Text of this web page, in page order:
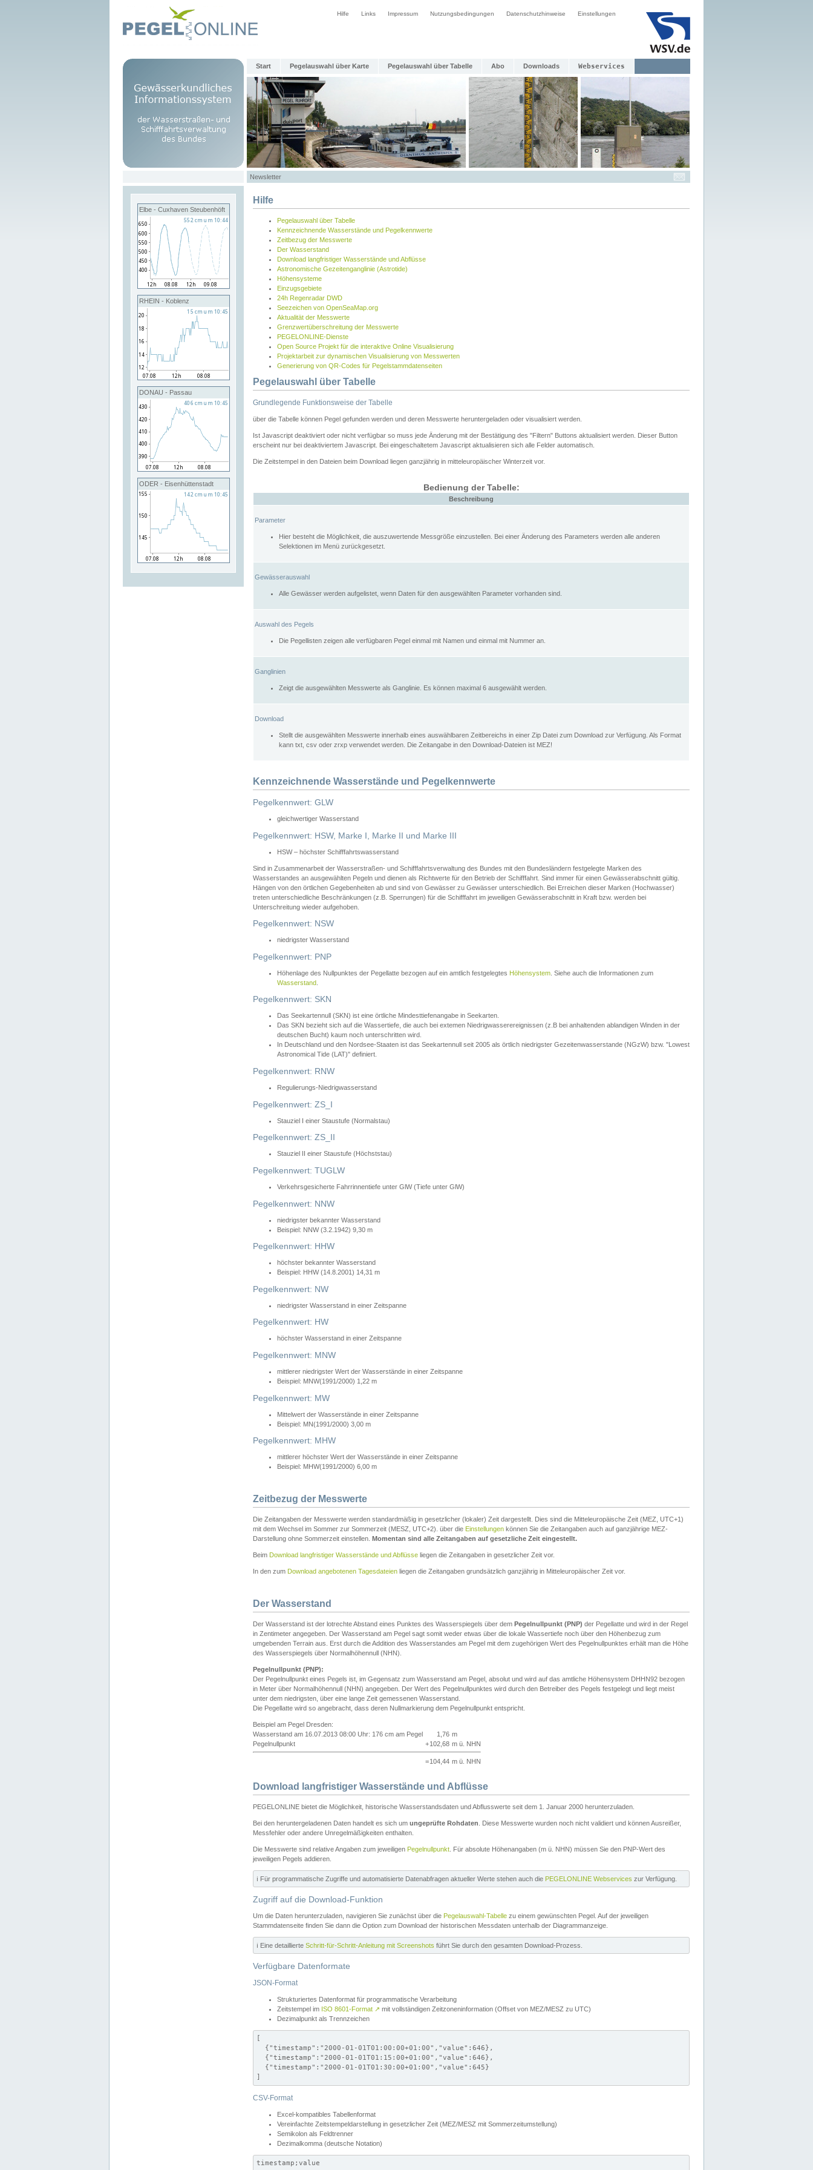
Hilfe Links Impressum Nutzungsbedingungen Datenschutzhinweise Einstellungen
Start Pegelauswahl über Karte Pegelauswahl über Tabelle Abo Downloads Webservices
Newsletter
Elbe - Cuxhaven Steubenhöft
RHEIN - Koblenz
DONAU - Passau
ODER - Eisenhüttenstadt
Hilfe
Pegelauswahl über Tabelle
Kennzeichnende Wasserstände und Pegelkennwerte
Zeitbezug der Messwerte
Der Wasserstand
Download langfristiger Wasserstände und Abflüsse
Astronomische Gezeitenganglinie (Astrotide)
Höhensysteme
Einzugsgebiete
24h Regenradar DWD
Seezeichen von OpenSeaMap.org
Aktualität der Messwerte
Grenzwertüberschreitung der Messwerte
PEGELONLINE-Dienste
Open Source Projekt für die interaktive Online Visualisierung
Projektarbeit zur dynamischen Visualisierung von Messwerten
Generierung von QR-Codes für Pegelstammdatenseiten
Pegelauswahl über Tabelle
Grundlegende Funktionsweise der Tabelle
über die Tabelle können Pegel gefunden werden und deren Messwerte heruntergeladen oder visualisiert werden.
Ist Javascript deaktiviert oder nicht verfügbar so muss jede Änderung mit der Bestätigung des "Filtern" Buttons aktualisiert werden. Dieser Button
erscheint nur bei deaktiviertem Javascript. Bei eingeschaltetem Javascript aktualisieren sich alle Felder automatisch.
Die Zeitstempel in den Dateien beim Download liegen ganzjährig in mitteleuropäischer Winterzeit vor.
Bedienung der Tabelle:
Beschreibung
Parameter
Hier besteht die Möglichkeit, die auszuwertende Messgröße einzustellen. Bei einer Änderung des Parameters werden alle anderen
Selektionen im Menü zurückgesetzt.
Gewässerauswahl
Alle Gewässer werden aufgelistet, wenn Daten für den ausgewählten Parameter vorhanden sind.
Auswahl des Pegels
Die Pegellisten zeigen alle verfügbaren Pegel einmal mit Namen und einmal mit Nummer an.
Ganglinien
Zeigt die ausgewählten Messwerte als Ganglinie. Es können maximal 6 ausgewählt werden.
Download
Stellt die ausgewählten Messwerte innerhalb eines auswählbaren Zeitbereichs in einer Zip Datei zum Download zur Verfügung. Als Format
kann txt, csv oder zrxp verwendet werden. Die Zeitangabe in den Download-Dateien ist MEZ!
Kennzeichnende Wasserstände und Pegelkennwerte
Pegelkennwert: GLW
gleichwertiger Wasserstand
Pegelkennwert: HSW, Marke I, Marke II und Marke III
HSW – höchster Schifffahrtswasserstand
Sind in Zusammenarbeit der Wasserstraßen- und Schifffahrtsverwaltung des Bundes mit den Bundesländern festgelegte Marken des
Wasserstandes an ausgewählten Pegeln und dienen als Richtwerte für den Betrieb der Schifffahrt. Sind immer für einen Gewässerabschnitt gültig.
Hängen von den örtlichen Gegebenheiten ab und sind von Gewässer zu Gewässer unterschiedlich. Bei Erreichen dieser Marken (Hochwasser)
treten unterschiedliche Beschränkungen (z.B. Sperrungen) für die Schifffahrt im jeweiligen Gewässerabschnitt in Kraft bzw. werden bei
Unterschreitung wieder aufgehoben.
Pegelkennwert: NSW
niedrigster Wasserstand
Pegelkennwert: PNP
Höhenlage des Nullpunktes der Pegellatte bezogen auf ein amtlich festgelegtes Höhensystem . Siehe auch die Informationen zum
Wasserstand
Pegelkennwert: SKN
Das Seekartennull (SKN) ist eine örtliche Mindesttiefenangabe in Seekarten.
Das SKN bezieht sich auf die Wassertiefe, die auch bei extemen Niedrigwasserereignissen (z.B bei anhaltenden ablandigen Winden in der
deutschen Bucht) kaum noch unterschritten wird.
In Deutschland und den Nordsee-Staaten ist das Seekartennull seit 2005 als örtlich niedrigster Gezeitenwasserstande (NGzW) bzw. "Lowest
Astronomical Tide (LAT)" definiert.
Pegelkennwert: RNW
Regulierungs-Niedrigwasserstand
Pegelkennwert: ZS_I
Stauziel I einer Staustufe (Normalstau)
Pegelkennwert: ZS_II
Stauziel II einer Staustufe (Höchststau)
Pegelkennwert: TUGLW
Verkehrsgesicherte Fahrrinnentiefe unter GlW (Tiefe unter GlW)
Pegelkennwert: NNW
niedrigster bekannter Wasserstand
Beispiel: NNW (3.2.1942) 9,30 m
Pegelkennwert: HHW
höchster bekannter Wasserstand
Beispiel: HHW (14.8.2001) 14,31 m
Pegelkennwert: NW
niedrigster Wasserstand in einer Zeitspanne
Pegelkennwert: HW
höchster Wasserstand in einer Zeitspanne
Pegelkennwert: MNW
mittlerer niedrigster Wert der Wasserstände in einer Zeitspanne
Beispiel: MNW(1991/2000) 1,22 m
Pegelkennwert: MW
Mittelwert der Wasserstände in einer Zeitspanne
Beispiel: MN(1991/2000) 3,00 m
Pegelkennwert: MHW
mittlerer höchster Wert der Wasserstände in einer Zeitspanne
Beispiel: MHW(1991/2000) 6,00 m
Zeitbezug der Messwerte
Die Zeitangaben der Messwerte werden standardmäßig in gesetzlicher (lokaler) Zeit dargestellt. Dies sind die Mitteleuropäische Zeit (MEZ, UTC+1)
mit dem Wechsel im Sommer zur Sommerzeit (MESZ, UTC+2). über die Einstellungen können Sie die Zeitangaben auch auf ganzjährige MEZ-
Darstellung ohne Sommerzeit einstellen. Momentan sind alle Zeitangaben auf gesetzliche Zeit eingestellt.
Beim Download langfristiger Wasserstände und Abflüsse liegen die Zeitangaben in gesetzlicher Zeit vor.
In den zum Download angebotenen Tagesdateien liegen die Zeitangaben grundsätzlich ganzjährig in Mitteleuropäischer Zeit vor.
Der Wasserstand
Der Wasserstand ist der lotrechte Abstand eines Punktes des Wasserspiegels über dem Pegelnullpunkt (PNP) der Pegellatte und wird in der Regel
in Zentimeter angegeben. Der Wasserstand am Pegel sagt somit weder etwas über die lokale Wassertiefe noch über den Höhenbezug zum
umgebenden Terrain aus. Erst durch die Addition des Wasserstandes am Pegel mit dem zugehörigen Wert des Pegelnullpunktes erhält man die Höhe
des Wasserspiegels über Normalhöhennull (NHN).
Pegelnullpunkt (PNP):
Der Pegelnullpunkt eines Pegels ist, im Gegensatz zum Wasserstand am Pegel, absolut und wird auf das amtliche Höhensystem DHHN92 bezogen
in Meter über Normalhöhennull (NHN) angegeben. Der Wert des Pegelnullpunktes wird durch den Betreiber des Pegels festgelegt und liegt meist
unter dem niedrigsten, über eine lange Zeit gemessenen Wasserstand.
Die Pegellatte wird so angebracht, dass deren Nullmarkierung dem Pegelnullpunkt entspricht.
Beispiel am Pegel Dresden:
Wasserstand am 16.07.2013 08:00 Uhr: 176 cm am Pegel
1,76 m
Pegelnullpunkt
+102,68 m ü. NHN
=104,44 m ü. NHN
Download langfristiger Wasserstände und Abflüsse
PEGELONLINE bietet die Möglichkeit, historische Wasserstandsdaten und Abflusswerte seit dem 1. Januar 2000 herunterzuladen.
Bei den heruntergeladenen Daten handelt es sich um ungeprüfte Rohdaten . Diese Messwerte wurden noch nicht validiert und können Ausreißer,
Messfehler oder andere Unregelmäßigkeiten enthalten.
Die Messwerte sind relative Angaben zum jeweiligen Pegelnullpunkt . Für absolute Höhenangaben (m ü. NHN) müssen Sie den PNP-Wert des
jeweiligen Pegels addieren.
ℹ️ Für programmatische Zugriffe und automatisierte Datenabfragen aktueller Werte stehen auch die PEGELONLINE Webservices zur Verfügung.
Zugriff auf die Download-Funktion
Um die Daten herunterzuladen, navigieren Sie zunächst über die Pegelauswahl-Tabelle zu einem gewünschten Pegel. Auf der jeweiligen
Stammdatenseite finden Sie dann die Option zum Download der historischen Messdaten unterhalb der Diagrammanzeige.
ℹ️ Eine detaillierte Schritt-für-Schritt-Anleitung mit Screenshots führt Sie durch den gesamten Download-Prozess.
Verfügbare Datenformate
JSON-Format
Strukturiertes Datenformat für programmatische Verarbeitung
Zeitstempel im ISO 8601-Format ↗ mit vollständigen Zeitzoneninformation (Offset von MEZ/MESZ zu UTC)
Dezimalpunkt als Trennzeichen
[
  {"timestamp":"2000-01-01T01:00:00+01:00","value":646},
  {"timestamp":"2000-01-01T01:15:00+01:00","value":646},
  {"timestamp":"2000-01-01T01:30:00+01:00","value":645}
]
CSV-Format
Excel-kompatibles Tabellenformat
Vereinfachte Zeitstempeldarstellung in gesetzlicher Zeit (MEZ/MESZ mit Sommerzeitumstellung)
Semikolon als Feldtrenner
Dezimalkomma (deutsche Notation)
timestamp;value